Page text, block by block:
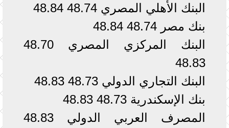
البنك الأهلي المصري 48.74 48.84
بنك مصر 48.74 48.84
البنك المركزي المصري 48.70
48.83
البنك التجاري الدولي 48.73 48.83
بنك الإسكندرية 48.73 48.83
المصرف العربي الدولي 48.83